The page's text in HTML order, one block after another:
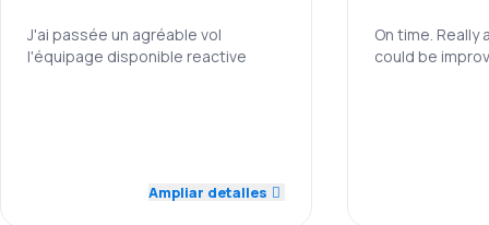
Precio del billete 4.5
J'ai passée un agréable vol
l'équipage disponible reactive
Ampliar detalles
On time.
could be